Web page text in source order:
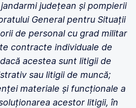
județean și pompierii
General pentru Situații
de personal cu grad militar
contracte individuale de
acestea sunt litigii de
sau litigii de muncă;
materiale și funcționale a
acestor litigii, în